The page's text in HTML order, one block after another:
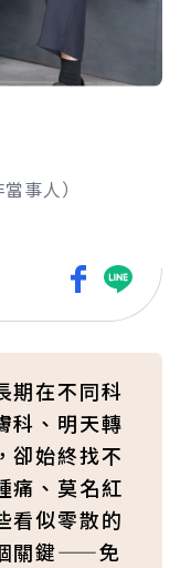
事人）
期在不同科
科、明天轉
卻始終找不
痛、莫名紅
看似零散的
關鍵——免